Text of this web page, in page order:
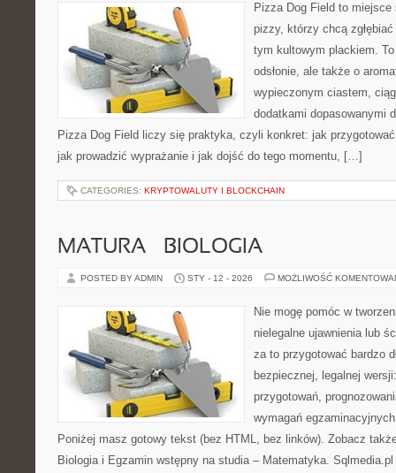
Pizza Dog Field to miejsce
pizzy, którzy chcą
tym kultowym plackiem.
odsłonie, ale także o
wypieczonym ciastem,
dodatkami dopasowanymi
Pizza Dog Field liczy się praktyka, czyli konkret: jak
jak prowadzić wyprażanie i jak dojść do tego momentu, […]
CATEGORIES: KRYPTOWALUTY I BLOCKCHAIN
MATURA – BIOLOGIA
POSTED BY ADMIN STY - 12 - 2026 MOŻLIWOŚĆ
Nie mogę pomóc w
nielegalne ujawnienia lub
za to przygotować bardzo
bezpiecznej, legalnej
przygotowań,
wymagań
Poniżej masz gotowy tekst (bez HTML, bez linków). Zobacz
Biologia i Egzamin wstępny na studia – Matematyka.